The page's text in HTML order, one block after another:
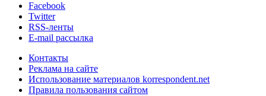
Facebook
Twitter
RSS-ленты
E-mail рассылка
Контакты
Реклама на сайте
Использование материалов korrespondent.net
Правила пользования сайтом